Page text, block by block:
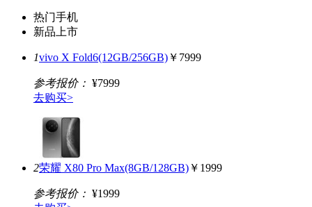
热门手机
新品上市
1vivo X Fold6(12GB/256GB) ￥7999
参考报价： ¥7999
去购买>
2荣耀 X80 Pro Max(8GB/128GB) ￥1999
参考报价： ¥1999